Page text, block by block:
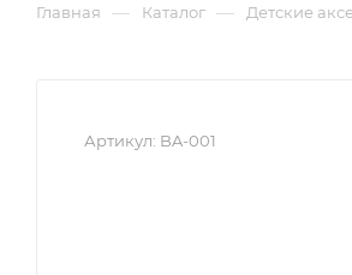
Главная — Каталог — Детские
Артикул: BA-001